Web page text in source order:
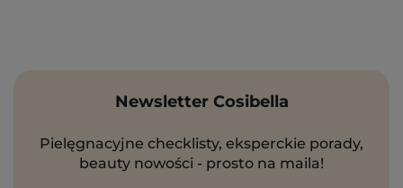
Newsletter Cosibella
Pielęgnacyjne checklisty, eksperckie porady,
beauty nowości - prosto na maila!